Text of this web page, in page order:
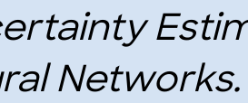
Networks.